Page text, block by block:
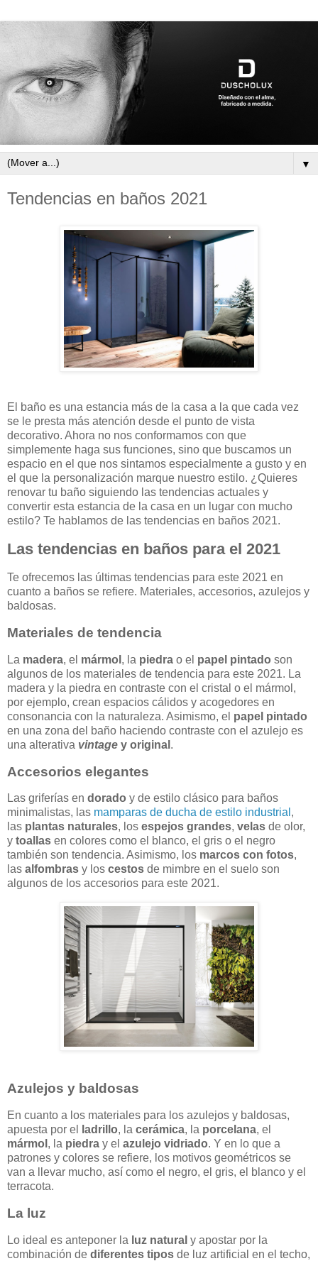
▼
Tendencias en baños 2021
El baño es una estancia más de la casa a la que cada vez
se le presta más atención desde el punto de vista
decorativo. Ahora no nos conformamos con que
simplemente haga sus funciones, sino que buscamos un
espacio en el que nos sintamos especialmente a gusto y en
el que la personalización marque nuestro estilo. ¿Quieres
renovar tu baño siguiendo las tendencias actuales y
convertir esta estancia de la casa en un lugar con mucho
estilo? Te hablamos de las tendencias en baños 2021.
Las tendencias en baños para el 2021
Te ofrecemos las últimas tendencias para este 2021 en
cuanto a baños se refiere. Materiales, accesorios, azulejos y
baldosas.
Materiales de tendencia
La madera, el mármol , la piedra o el papel pintado son
algunos de los materiales de tendencia para este 2021. La
madera y la piedra en contraste con el cristal o el mármol,
por ejemplo, crean espacios cálidos y acogedores en
consonancia con la naturaleza. Asimismo, el papel pintado
en una zona del baño haciendo contraste con el azulejo es
una alterativa vintage y original .
Accesorios elegantes
Las griferías en dorado y de estilo clásico para baños
minimalistas, las mamparas de ducha de estilo industrial ,
las plantas naturales, los espejos grandes, velas de olor,
y toallas en colores como el blanco, el gris o el negro
también son tendencia. Asimismo, los marcos con fotos,
las alfombras y los cestos de mimbre en el suelo son
algunos de los accesorios para este 2021.
Azulejos y baldosas
En cuanto a los materiales para los azulejos y baldosas,
apuesta por el
ladrillo, la cerámica, la porcelana, el
mármol , la piedra y el azulejo vidriado. Y en lo que a
patrones y colores se refiere, los motivos geométricos se
van a llevar mucho, así como el negro, el gris, el blanco y el
terracota.
La luz
Lo ideal es anteponer la luz natural y apostar por la
combinación de diferentes tipos de luz artificial en el techo,